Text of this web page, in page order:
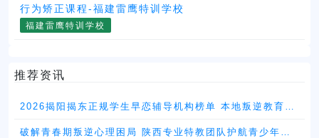
行为矫正课程-福建雷鹰特训学校
福建雷鹰特训学校
推荐资讯
2026揭阳揭东正规学生早恋辅导机构榜单 本地叛逆教育机
破解青春期叛逆心理困局 陕西专业特教团队护航青少年健